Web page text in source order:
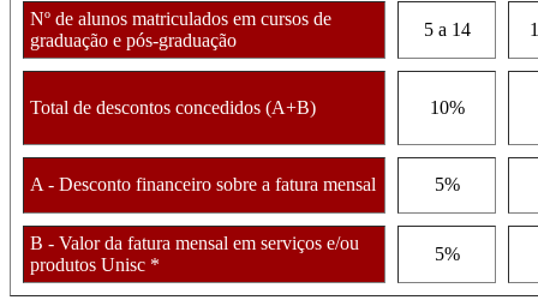
Nº de alunos matriculados em cursos de
graduação e pós-graduação
5 a 14
Total de descontos concedidos (A+B) 10%
A - Desconto financeiro sobre a fatura mensal 5%
B - Valor da fatura mensal em serviços e/ou
produtos Unisc *
5%